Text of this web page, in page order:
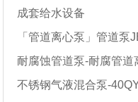
成套给水设备
「管道离心泵」管道
耐腐蚀管道泵-耐腐管道
不锈钢气液混合泵-